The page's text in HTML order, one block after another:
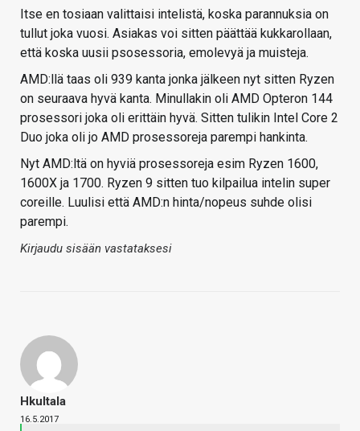
Itse en tosiaan valittaisi intelistä, koska parannuksia on
tullut joka vuosi. Asiakas voi sitten päättää kukkarollaan,
että koska uusii psosessoria, emolevyä ja muisteja.
AMD:llä taas oli 939 kanta jonka jälkeen nyt sitten Ryzen
on seuraava hyvä kanta. Minullakin oli AMD Opteron 144
prosessori joka oli erittäin hyvä. Sitten tulikin Intel Core 2
Duo joka oli jo AMD prosessoreja parempi hankinta.
Nyt AMD:ltä on hyviä prosessoreja esim Ryzen 1600,
1600X ja 1700. Ryzen 9 sitten tuo kilpailua intelin super
coreille. Luulisi että AMD:n hinta/nopeus suhde olisi
parempi.
Kirjaudu sisään vastataksesi
Hkultala
16.5.2017